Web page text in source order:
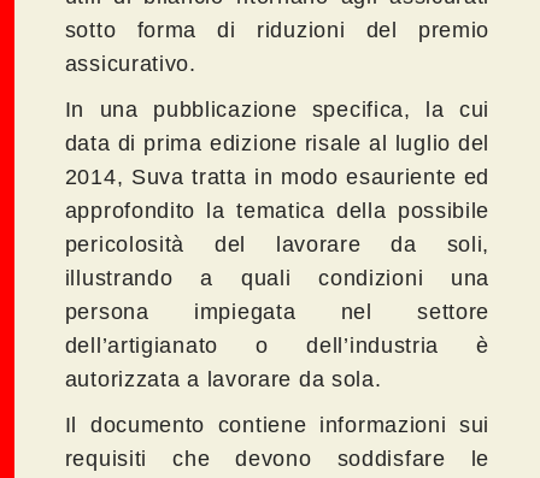
sotto forma di riduzioni del premio
assicurativo.
In una pubblicazione specifica, la cui
data di prima edizione risale al luglio del
2014, Suva tratta in modo esauriente ed
approfondito la tematica della possibile
pericolosità del lavorare da soli,
illustrando a quali condizioni una
persona impiegata nel settore
dell’artigianato o dell’industria è
autorizzata a lavorare da sola.
Il documento contiene informazioni sui
requisiti che devono soddisfare le